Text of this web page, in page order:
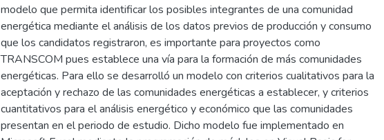
modelo que permita identificar los posibles integrantes de una comunidad
energética mediante el análisis de los datos previos de producción y consumo
que los candidatos registraron, es importante para proyectos como
TRANSCOM pues establece una vía para la formación de más comunidades
energéticas. Para ello se desarrolló un modelo con criterios cualitativos para la
aceptación y rechazo de las comunidades energéticas a establecer, y criterios
cuantitativos para el análisis energético y económico que las comunidades
presentan en el periodo de estudio. Dicho modelo fue implementado en